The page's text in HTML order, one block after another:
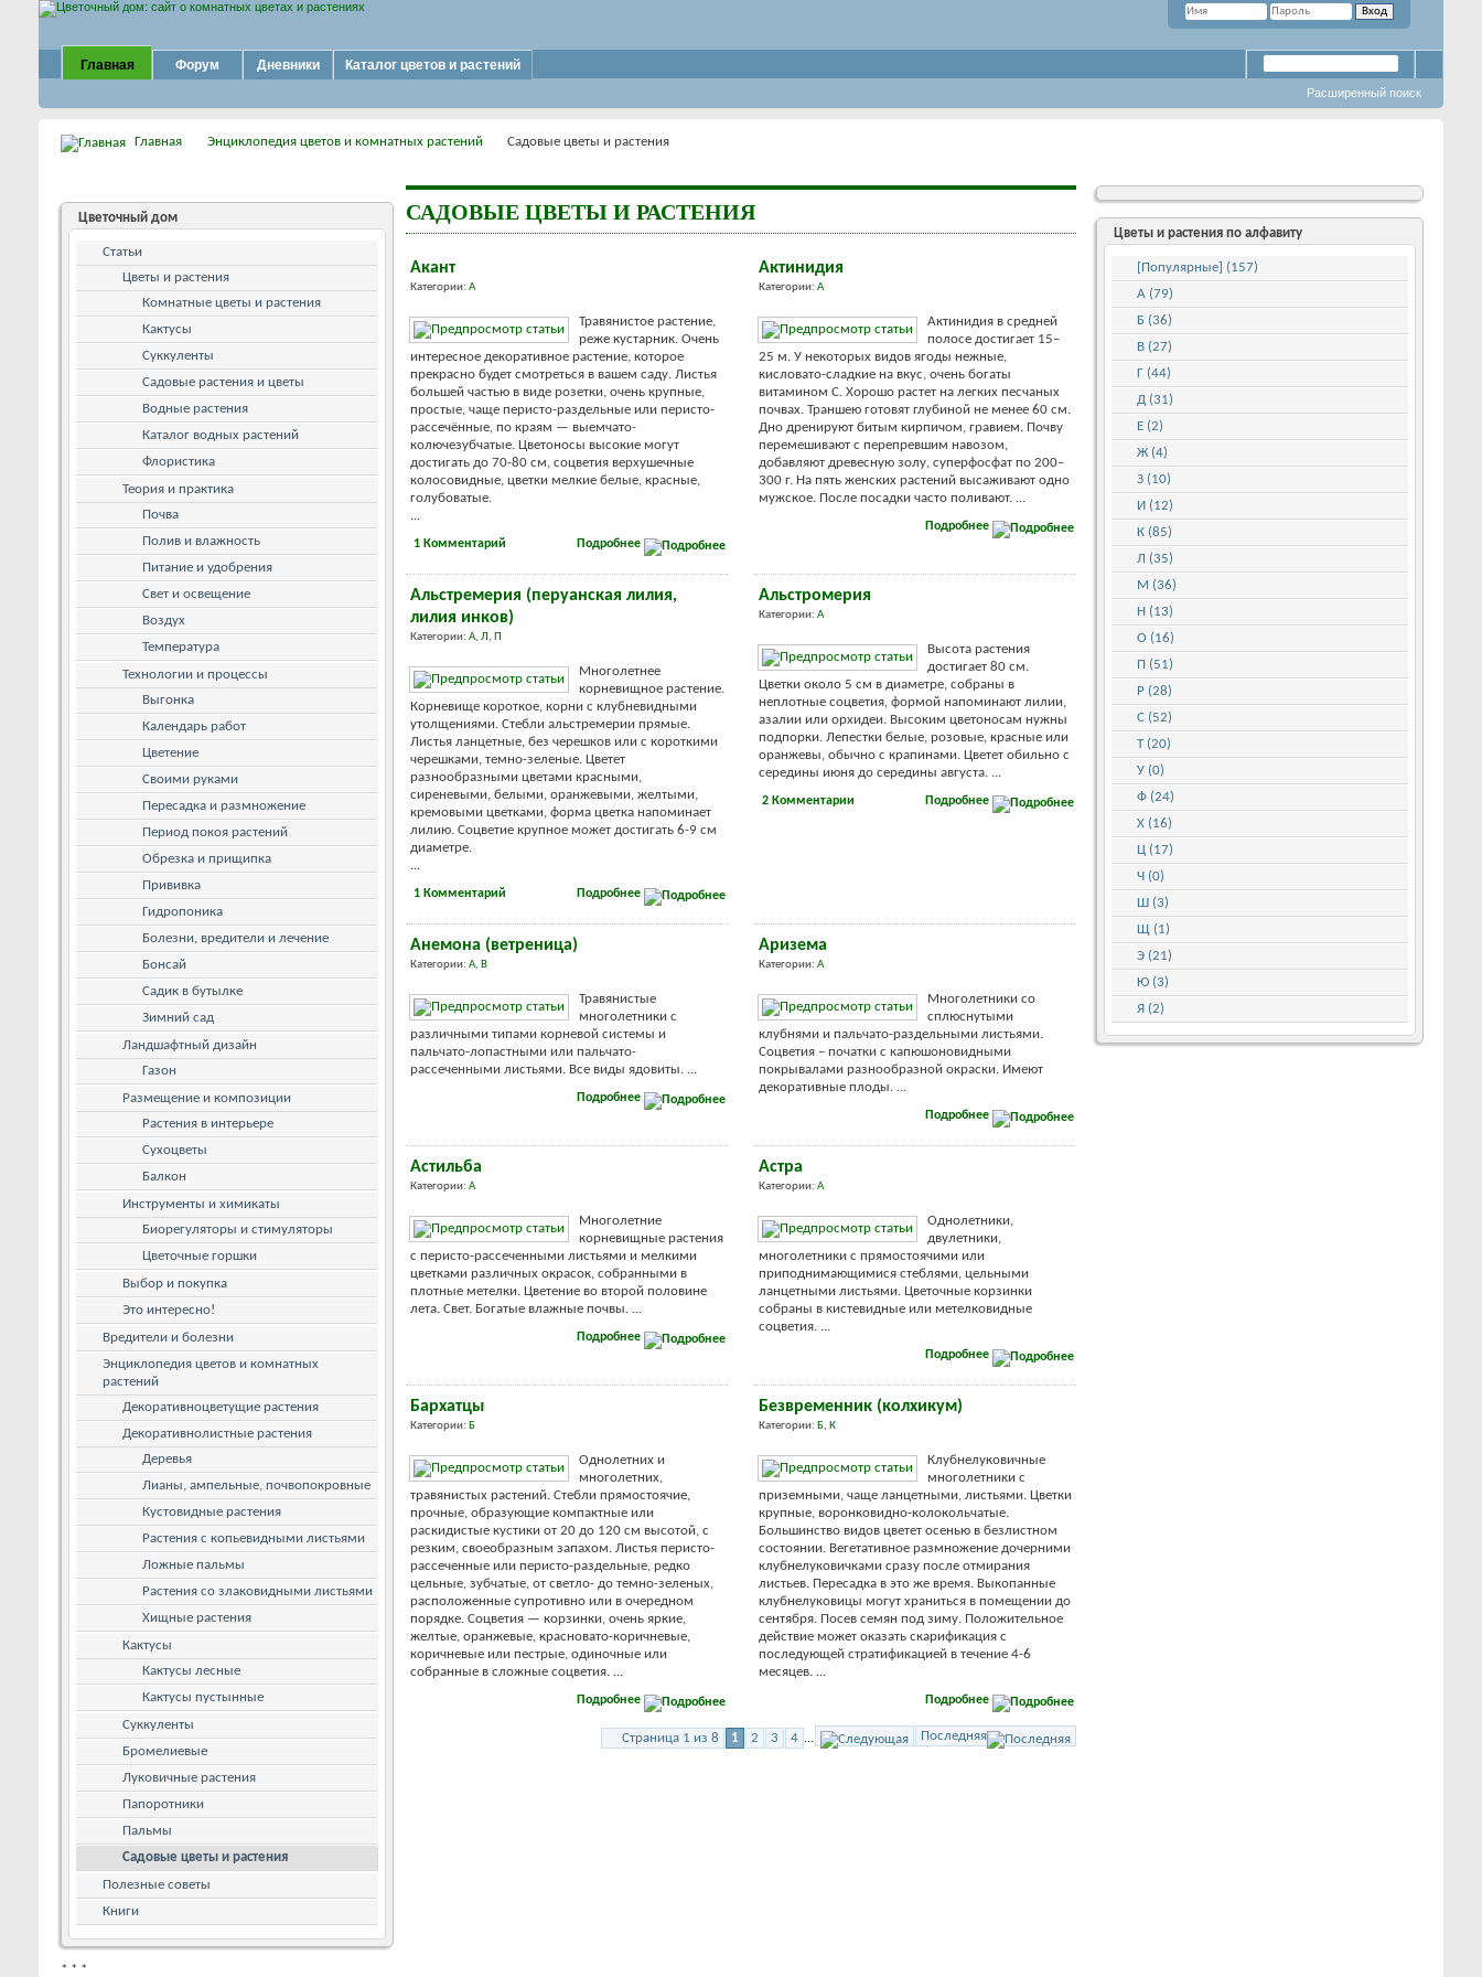
Главная Форум Дневники Каталог цветов и растений
Расширенный поиск
Главная Энциклопедия цветов и комнатных растений Садовые цветы и растения
САДОВЫЕ ЦВЕТЫ И РАСТЕНИЯ
Акант
Категории: А
Травянистое растение,
реже кустарник. Очень
интересное декоративное растение, которое
прекрасно будет смотреться в вашем саду. Листья
большей частью в виде розетки, очень крупные,
простые, чаще перисто-раздельные или перисто-
рассечённые, по краям — выемчато-
колючезубчатые. Цветоносы высокие могут
достигать до 70-80 см, соцветия верхушечные
колосовидные, цветки мелкие белые, красные,
голубоватые.
Подробнее
1 Комментарий
Актинидия
Категории: А
Актинидия в средней
полосе достигает 15–
25 м. У некоторых видов ягоды нежные,
кисловато-сладкие на вкус, очень богаты
витамином С. Хорошо растет на легких песчаных
почвах. Траншею готовят глубиной не менее 60 см.
Дно дренируют битым кирпичом, гравием. Почву
перемешивают с перепревшим навозом,
добавляют древесную золу, суперфосфат по 200–
300 г. На пять женских растений высаживают одно
мужское. После посадки часто поливают. ...
Подробнее
Альстремерия (перуанская лилия,
лилия инков)
Категории: А, Л , П
Многолетнее
корневищное растение.
Корневище короткое, корни с клубневидными
утолщениями. Стебли альстремерии прямые.
Листья ланцетные, без черешков или с короткими
черешками, темно-зеленые. Цветет
разнообразными цветами красными,
сиреневыми, белыми, оранжевыми, желтыми,
кремовыми цветками, форма цветка напоминает
лилию. Соцветие крупное может достигать 6-9 см
диаметре.
Подробнее
1 Комментарий
Альстромерия
Категории: А
Высота растения
достигает 80 см.
Цветки около 5 см в диаметре, собраны в
неплотные соцветия, формой напоминают лилии,
азалии или орхидеи. Высоким цветоносам нужны
подпорки. Лепестки белые, розовые, красные или
оранжевы, обычно с крапинами. Цветет обильно с
середины июня до середины августа. ...
Подробнее
2 Комментарии
Анемона (ветреница)
Категории: А, В
Травянистые
многолетники с
различными типами корневой системы и
пальчато-лопастными или пальчато-
рассеченными листьями. Все виды ядовиты. ...
Подробнее
Аризема
Категории: А
Многолетники со
сплюснутыми
клубнями и пальчато-раздельными листьями.
Соцветия – початки с капюшоновидными
покрывалами разнообразной окраски. Имеют
декоративные плоды. ...
Подробнее
Астильба
Категории: А
Многолетние
корневищные растения
с перисто-рассеченными листьями и мелкими
цветками различных окрасок, собранными в
плотные метелки. Цветение во второй половине
лета. Свет. Богатые влажные почвы. ...
Подробнее
Астра
Категории: А
Однолетники,
двулетники,
многолетники с прямостоячими или
приподнимающимися стеблями, цельными
ланцетными листьями. Цветочные корзинки
собраны в кистевидные или метелковидные
соцветия. ...
Подробнее
Бархатцы
Категории: Б
Однолетних и
многолетних,
травянистых растений. Стебли прямостоячие,
прочные, образующие компактные или
раскидистые кустики от 20 до 120 см высотой, с
резким, своеобразным запахом. Листья перисто-
рассеченные или перисто-раздельные, редко
цельные, зубчатые, от светло- до темно-зеленых,
расположенные супротивно или в очередном
порядке. Соцветия — корзинки, очень яркие,
желтые, оранжевые, красновато-коричневые,
коричневые или пестрые, одиночные или
собранные в сложные соцветия. ...
Подробнее
Безвременник (колхикум)
Категории: Б, К
Клубнелуковичные
многолетники с
приземными, чаще ланцетными, листьями. Цветки
крупные, воронковидно-колокольчатые.
Большинство видов цветет осенью в безлистном
состоянии. Вегетативное размножение дочерними
клубнелуковичками сразу после отмирания
листьев. Пересадка в это же время. Выкопанные
клубнелуковицы могут храниться в помещении до
сентября. Посев семян под зиму. Положительное
действие может оказать скарификация с
последующей стратификацией в течение 4-6
месяцев. ...
Подробнее
Страница 1 из 8 1 2 3 4 Последняя
Цветы и растения по алфавиту
[Популярные] (157)
А (79)
Б (36)
В (27)
Г (44)
Д (31)
Е (2)
Ж (4)
З (10)
И (12)
К (85)
Л (35)
М (36)
Н (13)
О (16)
П (51)
Р (28)
С (52)
Т (20)
У (0)
Ф (24)
Х (16)
Ц (17)
Ч (0)
Ш (3)
Щ (1)
Э (21)
Ю (3)
Я (2)
Цветочный дом
Статьи
Цветы и растения
Комнатные цветы и растения
Кактусы
Суккуленты
Садовые растения и цветы
Водные растения
Каталог водных растений
Флористика
Теория и практика
Почва
Полив и влажность
Питание и удобрения
Свет и освещение
Воздух
Температура
Технологии и процессы
Выгонка
Календарь работ
Цветение
Своими руками
Пересадка и размножение
Период покоя растений
Обрезка и прищипка
Прививка
Гидропоника
Болезни, вредители и лечение
Бонсай
Садик в бутылке
Зимний сад
Ландшафтный дизайн
Газон
Размещение и композиции
Растения в интерьере
Сухоцветы
Балкон
Инструменты и химикаты
Биорегуляторы и стимуляторы
Цветочные горшки
Выбор и покупка
Это интересно!
Вредители и болезни
Энциклопедия цветов и комнатных
растений
Декоративноцветущие растения
Декоративнолистные растения
Деревья
Лианы, ампельные, почвопокровные
Кустовидные растения
Растения с копьевидными листьями
Ложные пальмы
Растения со злаковидными листьями
Хищные растения
Кактусы
Кактусы лесные
Кактусы пустынные
Суккуленты
Бромелиевые
Луковичные растения
Папоротники
Пальмы
Садовые цветы и растения
Полезные советы
Книги
* * *